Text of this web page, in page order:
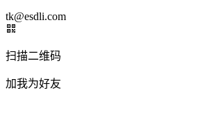
tk@esdli.com
扫描二维码
加我为好友